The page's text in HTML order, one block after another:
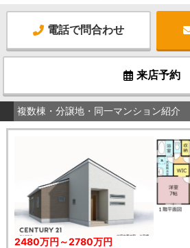
電話で問合わせ
来店予約
複数棟・分譲地・同一マンション紹介
2480万円～2780万円